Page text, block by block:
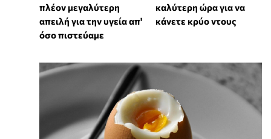
πλέον μεγαλύτερη
απειλή για την υγεία απ'
όσο πιστεύαμε
καλύτερη ώρα για να
κάνετε κρύο ντους